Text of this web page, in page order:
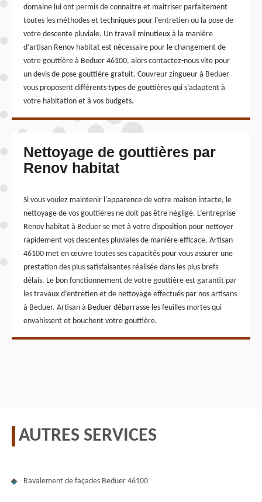
domaine lui ont permis de connaitre et maitriser parfaitement
toutes les méthodes et techniques pour l’entretien ou la pose de
votre descente pluviale. Un travail minutieux à la manière
d’artisan Renov habitat est nécessaire pour le changement de
votre gouttière à Beduer 46100, alors contactez-nous vite pour
un devis de pose gouttière gratuit. Couvreur zingueur à Beduer
vous proposent différents types de gouttières qui s’adaptent à
votre habitation et à vos budgets.
Nettoyage de gouttières par
Renov habitat
Si vous voulez maintenir l'apparence de votre maison intacte, le
nettoyage de vos gouttières ne doit pas être négligé. L’entreprise
Renov habitat à Beduer se met à votre disposition pour nettoyer
rapidement vos descentes pluviales de manière efficace. Artisan
46100 met en œuvre toutes ses capacités pour vous assurer une
prestation des plus satisfaisantes réalisée dans les plus brefs
délais. Le bon fonctionnement de votre gouttière est garantit par
les travaux d’entretien et de nettoyage effectués par nos artisans
à Beduer. Artisan à Beduer débarrasse les feuilles mortes qui
envahissent et bouchent votre gouttière.
AUTRES SERVICES
Ravalement de façades Beduer 46100